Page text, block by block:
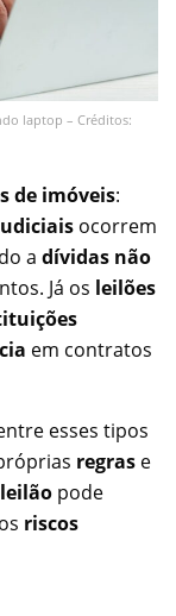
laptop – Créditos:
de imóveis:
ocorrem
a dívidas não
Já os leilões
em contratos
esses tipos
regras e
leilão pode
riscos